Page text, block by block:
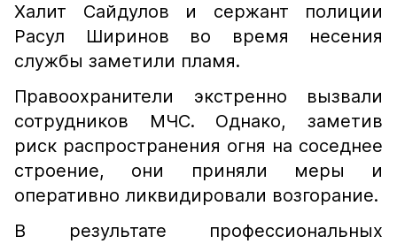
Халит Сайдулов и сержант полиции
Расул Ширинов во время несения
службы заметили пламя.
Правоохранители экстренно вызвали
сотрудников МЧС. Однако, заметив
риск распространения огня на соседнее
строение, они приняли меры и
оперативно ликвидировали возгорание.
В результате профессиональных